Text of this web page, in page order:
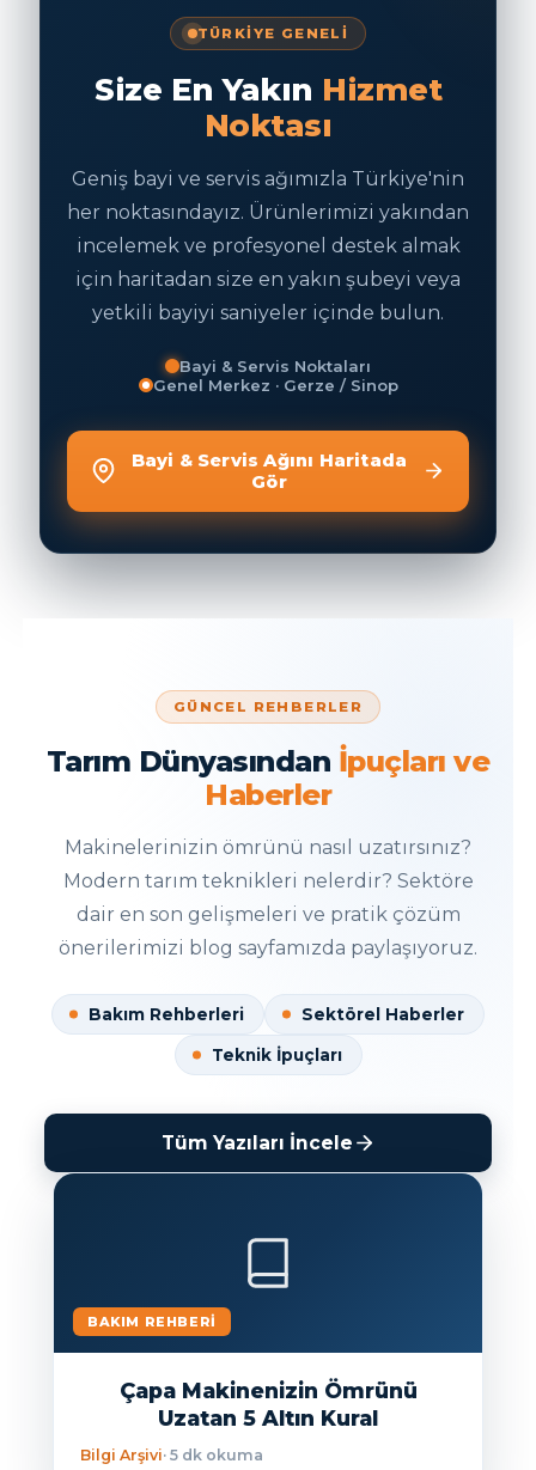
TÜRKİYE GENELİ
Size En Yakın Hizmet
Noktası
Geniş bayi ve servis ağımızla Türkiye'nin
her noktasındayız. Ürünlerimizi yakından
incelemek ve profesyonel destek almak
için haritadan size en yakın şubeyi veya
yetkili bayiyi saniyeler içinde bulun.
Bayi & Servis Noktaları
Genel Merkez · Gerze / Sinop
Bayi & Servis Ağını Haritada
Gör
GÜNCEL REHBERLER
Tarım Dünyasından İpuçları ve
Haberler
Makinelerinizin ömrünü nasıl uzatırsınız?
Modern tarım teknikleri nelerdir? Sektöre
dair en son gelişmeleri ve pratik çözüm
önerilerimizi blog sayfamızda paylaşıyoruz.
Bakım Rehberleri Sektörel Haberler
Teknik İpuçları
Tüm Yazıları İncele
BAKIM REHBERI
Çapa Makinenizin Ömrünü
Uzatan 5 Altın Kural
Bilgi Arşivi· 5 dk okuma